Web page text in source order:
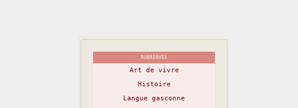
RUBRIQUES
Art de vivre
Histoire
Langue gasconne